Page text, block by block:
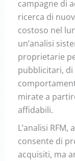
campagne di
ricerca di
costoso nel
un’analisi
proprietarie
pubblicitari,
mirate a
affidabili.
L’analisi
consente di
acquisiti, ma